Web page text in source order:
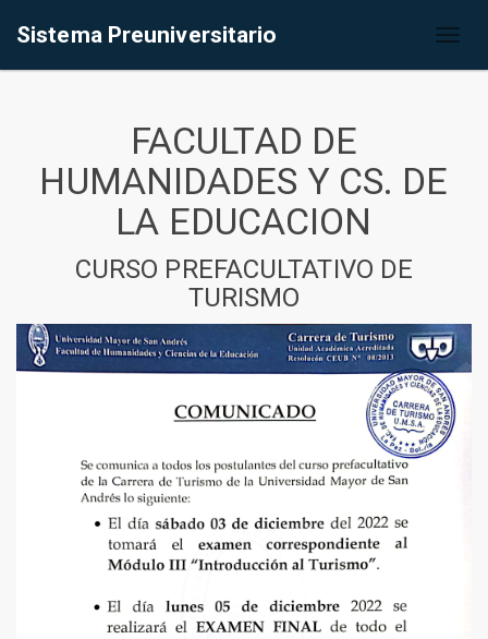
Sistema Preuniversitario
FACULTAD DE
HUMANIDADES Y CS. DE
LA EDUCACION
CURSO PREFACULTATIVO DE
TURISMO